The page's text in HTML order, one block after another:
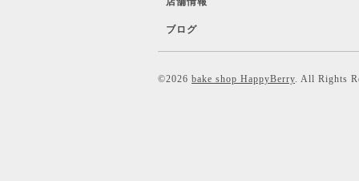
ブログ
©2026 bake shop HappyBerry. All Rights